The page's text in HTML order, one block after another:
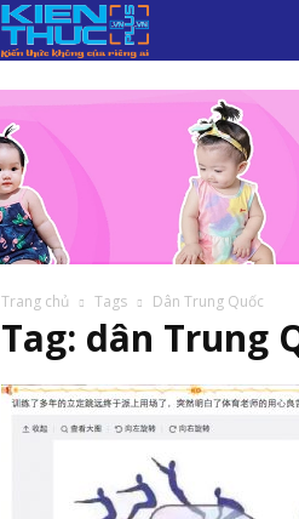
KIẾN
THỨC
PLUS.VN
Trang chủ Tags Dân Trung Quốc
Tag: dân Trung